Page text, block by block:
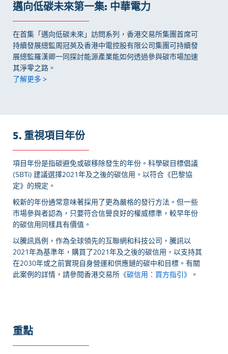
邁向低碳未來第一集: 中華電力
在首集「邁向低碳未來」訪問系列，香港交易所集團首席可
持續發展總監周冠英及香港中電控股有限公司集團可持續發
展總監羅漢卿一同探討能源產業能如何透過參與碳市場加速
其淨零之路。
了解更多 >
5. 重視項目年份
項目年份是指碳避免或碳移除發生的年份。科學碳目標倡議
(SBTi) 建議選擇2021年及之後的碳信用，以符合《巴黎協
定》的規定。
較新的年份通常意味著採用了更為嚴格的發行方法。但一些
市場參與者認為，只要符合信譽良好的權威標準，較早年份
的碳信用同樣具有價值。
以騰訊爲例，作為全球領先的互聯網和科技公司，騰訊以
2021年為基準年，購買了2021年及之後的碳信用，以支持其
在2030年或之前實現自身營運和供應鏈的碳中和目標。有關
此案例的詳情，請參閱香港交易所 《碳信用：買方指引》 。
重點